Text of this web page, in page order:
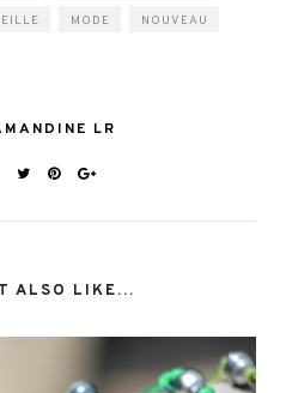
MODE NOUVEAU
LR
ALSO LIKE...